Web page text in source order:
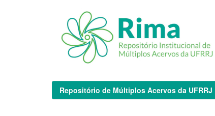
Repositório de Múltiplos Acervos da UFRRJ